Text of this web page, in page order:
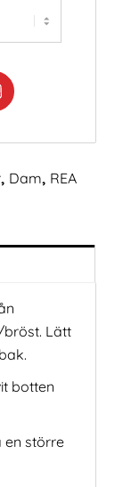
, Dam, REA
Lätt
botten
en större